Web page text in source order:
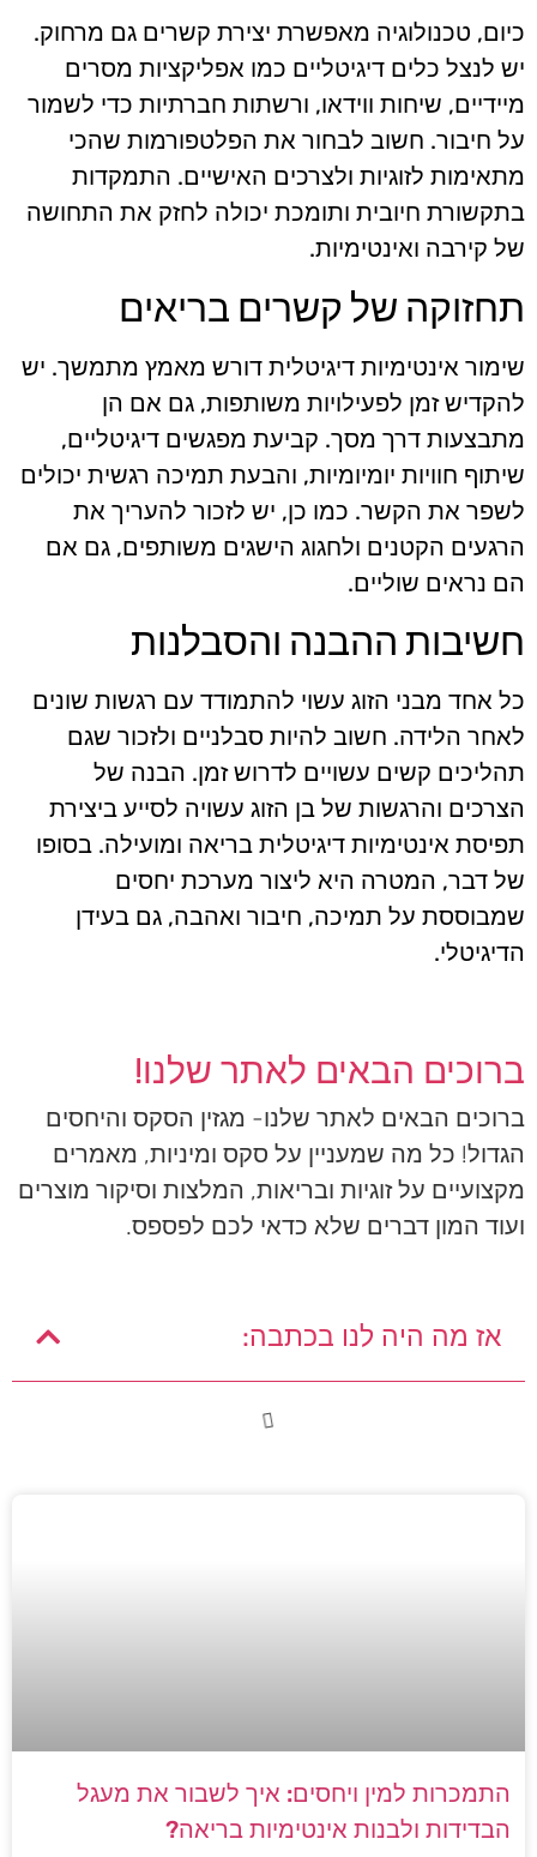
כיום, טכנולוגיה מאפשרת יצירת קשרים גם מרחוק.
יש לנצל כלים דיגיטליים כמו אפליקציות מסרים
מיידיים, שיחות ווידאו, ורשתות חברתיות כדי לשמור
על חיבור. חשוב לבחור את הפלטפורמות שהכי
מתאימות לזוגיות ולצרכים האישיים. התמקדות
בתקשורת חיובית ותומכת יכולה לחזק את התחושה
של קירבה ואינטימיות.
תחזוקה של קשרים בריאים
שימור אינטימיות דיגיטלית דורש מאמץ מתמשך. יש
להקדיש זמן לפעילויות משותפות, גם אם הן
מתבצעות דרך מסך. קביעת מפגשים דיגיטליים,
שיתוף חוויות יומיומיות, והבעת תמיכה רגשית יכולים
לשפר את הקשר. כמו כן, יש לזכור להעריך את
הרגעים הקטנים ולחגוג הישגים משותפים, גם אם
הם נראים שוליים.
חשיבות ההבנה והסבלנות
כל אחד מבני הזוג עשוי להתמודד עם רגשות שונים
לאחר הלידה. חשוב להיות סבלניים ולזכור שגם
תהליכים קשים עשויים לדרוש זמן. הבנה של
הצרכים והרגשות של בן הזוג עשויה לסייע ביצירת
תפיסת אינטימיות דיגיטלית בריאה ומועילה. בסופו
של דבר, המטרה היא ליצור מערכת יחסים
שמבוססת על תמיכה, חיבור ואהבה, גם בעידן
הדיגיטלי.
ברוכים הבאים לאתר שלנו!
ברוכים הבאים לאתר שלנו- מגזין הסקס והיחסים
הגדול! כל מה שמעניין על סקס ומיניות, מאמרים
מקצועיים על זוגיות ובריאות, המלצות וסיקור מוצרים
ועוד המון דברים שלא כדאי לכם לפספס.
אז מה היה לנו בכתבה:
התמכרות למין ויחסים: איך לשבור את מעגל
הבדידות ולבנות אינטימיות בריאה?